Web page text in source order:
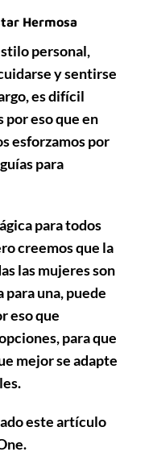
Hermosa
personal,
y sentirse
es difícil
por eso que en
esforzamos por
para
para todos
creemos que la
las mujeres son
una, puede
eso que
para que
mejor se adapte
este artículo
.